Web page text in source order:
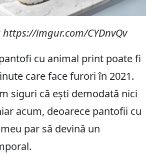
https://imgur.com/CYDnvQv
cu animal print poate fi
care face furori în 2021.
siguri că ești demodată nici
acum, deoarece pantofii cu
par să devină un